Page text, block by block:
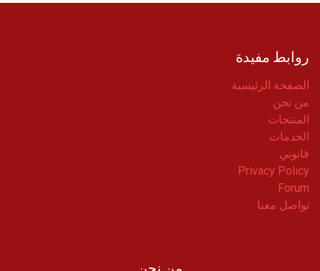
روابط مفيدة
الصفحة الرئيسية
من نحن
المنتجات
الخدمات
قانوني
Privacy Policy
Forum
تواصل معنا